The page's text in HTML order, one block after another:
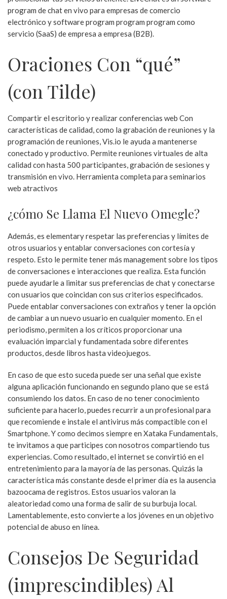
program de chat en vivo para empresas de comercio
electrónico y software program program program como
servicio (SaaS) de empresa a empresa (B2B).
Oraciones Con “qué”
(con Tilde)
Compartir el escritorio y realizar conferencias web Con
características de calidad, como la grabación de reuniones y la
programación de reuniones, Vis.io le ayuda a mantenerse
conectado y productivo. Permite reuniones virtuales de alta
calidad con hasta 500 participantes, grabación de sesiones y
transmisión en vivo. Herramienta completa para seminarios
web atractivos
¿cómo Se Llama El Nuevo Omegle?
Además, es elementary respetar las preferencias y límites de
otros usuarios y entablar conversaciones con cortesía y
respeto. Esto le permite tener más management sobre los tipos
de conversaciones e interacciones que realiza. Esta función
puede ayudarle a limitar sus preferencias de chat y conectarse
con usuarios que coincidan con sus criterios especificados.
Puede entablar conversaciones con extraños y tener la opción
de cambiar a un nuevo usuario en cualquier momento. En el
periodismo, permiten a los críticos proporcionar una
evaluación imparcial y fundamentada sobre diferentes
productos, desde libros hasta videojuegos.
En caso de que esto suceda puede ser una señal que existe
alguna aplicación funcionando en segundo plano que se está
consumiendo los datos. En caso de no tener conocimiento
suficiente para hacerlo, puedes recurrir a un profesional para
que recomiende e instale el antivirus más compactible con el
Smartphone. Y como decimos siempre en Xataka Fundamentals,
te invitamos a que participes con nosotros compartiendo tus
experiencias. Como resultado, el internet se convirtió en el
entretenimiento para la mayoría de las personas. Quizás la
característica más constante desde el primer día es la ausencia
bazoocama de registros. Estos usuarios valoran la
aleatoriedad como una forma de salir de su burbuja local.
Lamentablemente, esto convierte a los jóvenes en un objetivo
potencial de abuso en línea.
Consejos De Seguridad
(imprescindibles) Al